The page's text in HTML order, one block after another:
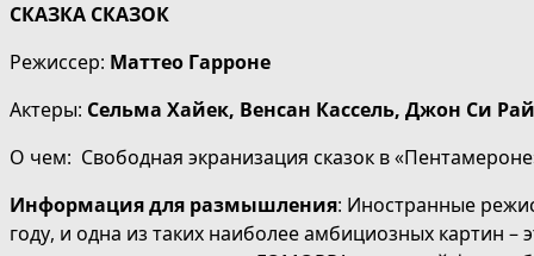
СКАЗКА СКАЗОК
Режиссер: Маттео Гарроне
Актеры: Сельма Хайек, Венсан Кассель, Джон Си
О чем: Свободная экранизация сказок в
Информация для размышления: Иностранные
году, и одна из таких наиболее амбициозных картин